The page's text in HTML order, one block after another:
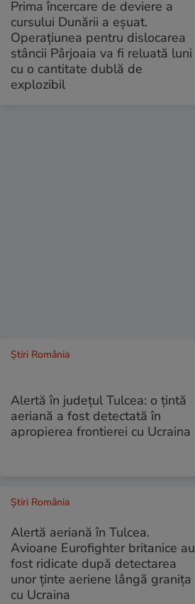
Prima încercare de deviere a
cursului Dunării a eșuat.
Operațiunea pentru dislocarea
stâncii Pârjoaia va fi reluată luni
cu o cantitate dublă de
explozibil
Știri România
Alertă în județul Tulcea: o țintă
aeriană a fost detectată în
apropierea frontierei cu Ucraina
Știri România
Alertă aeriană în Tulcea.
Avioane Eurofighter britanice au
fost ridicate după detectarea
unor ținte aeriene lângă granița
cu Ucraina